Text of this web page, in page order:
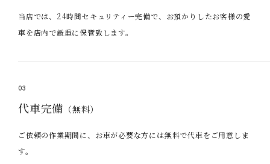
当店では、24時間セキュリティー完備で、お預かりしたお客様の愛
車を店内で厳重に保管致します。
03
代車完備 （無料）
ご依頼の作業期間に、お車が必要な方には無料で代車をご用意しま
す。